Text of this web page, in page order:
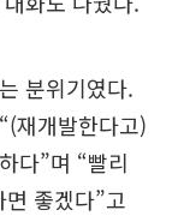
분위기였다.
재개발한다고)
다”며 “빨리
좋겠다”고